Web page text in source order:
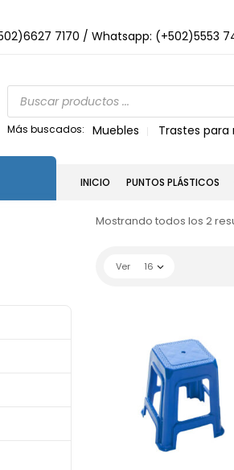
7170 / Whatsapp: (+502)5553
Más buscados: Muebles Trastes para
INICIO PUNTOS PLÁSTICOS
Mostrando todos los 2
Ver 16